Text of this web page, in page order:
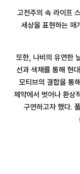
고전주의 속 라이프
세상을 표현하는 매
또한, 나비의 유연한
선과 색채를 통해 현
모티브의 결합을 통
제약에서 벗어나 환상
구연하고자 했다.